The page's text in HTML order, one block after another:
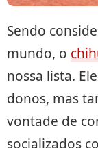
Sendo
mundo, o
nossa lista.
donos, mas
vontade de
socializados